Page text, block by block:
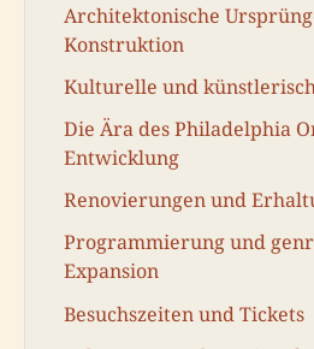
Architektonische
Konstruktion
Kulturelle und
Die Ära des Philadelphia
Entwicklung
Renovierungen und
Programmierung und
Expansion
Besuchszeiten und Tickets